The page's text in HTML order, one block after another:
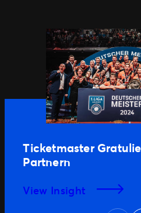
Ticketmaster
Partnern
View Insight